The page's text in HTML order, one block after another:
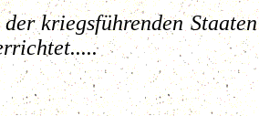
kriegsführenden Staaten